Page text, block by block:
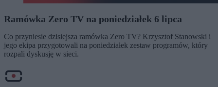
Ramówka Zero TV na poniedziałek 6 lipca
Co przyniesie dzisiejsza ramówka Zero TV? Krzysztof Stanowski i
jego ekipa przygotowali na poniedziałek zestaw programów, który
rozpali dyskusję w sieci.